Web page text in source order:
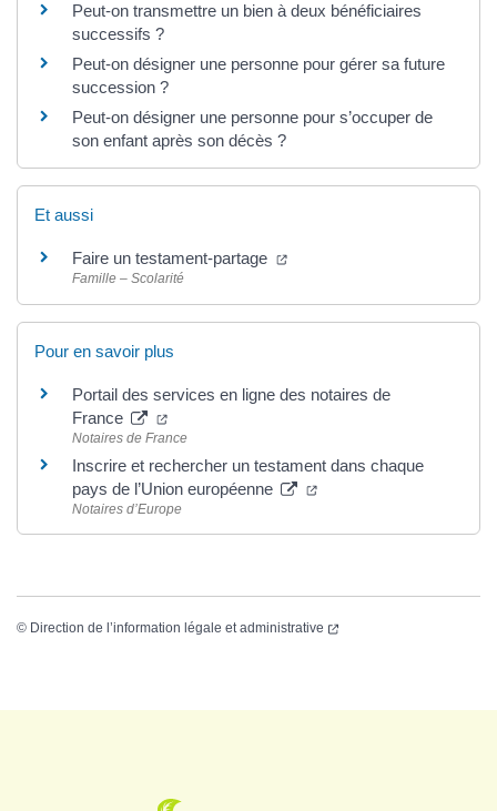
Peut-on transmettre un bien à deux bénéficiaires
successifs ?
Peut-on désigner une personne pour gérer sa future
succession ?
Peut-on désigner une personne pour s’occuper de
son enfant après son décès ?
Et aussi
Faire un testament-partage
Famille – Scolarité
Pour en savoir plus
Portail des services en ligne des notaires de
France
Notaires de France
Inscrire et rechercher un testament dans chaque
pays de l’Union européenne
Notaires d’Europe
© Direction de l’information légale et administrative